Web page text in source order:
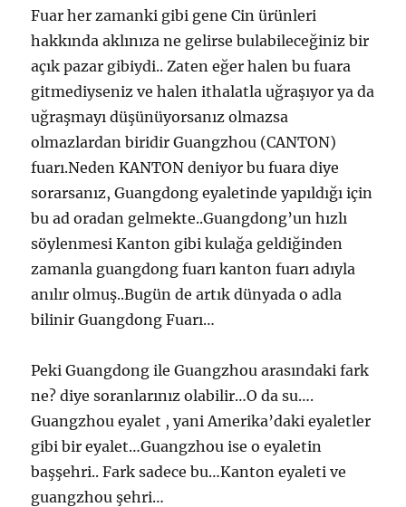
Fuar her zamanki gibi gene Cin ürünleri
hakkında aklınıza ne gelirse bulabileceğiniz bir
açık pazar gibiydi.. Zaten eğer halen bu fuara
gitmediyseniz ve halen ithalatla uğraşıyor ya da
uğraşmayı düşünüyorsanız olmazsa
olmazlardan biridir Guangzhou (CANTON)
fuarı.Neden KANTON deniyor bu fuara diye
sorarsanız, Guangdong eyaletinde yapıldığı için
bu ad oradan gelmekte..Guangdong’un hızlı
söylenmesi Kanton gibi kulağa geldiğinden
zamanla guangdong fuarı kanton fuarı adıyla
anılır olmuş..Bugün de artık dünyada o adla
bilinir Guangdong Fuarı…
Peki Guangdong ile Guangzhou arasındaki fark
ne? diye soranlarınız olabilir…O da su….
Guangzhou eyalet , yani Amerika’daki eyaletler
gibi bir eyalet…Guangzhou ise o eyaletin
başşehri.. Fark sadece bu…Kanton eyaleti ve
guangzhou şehri…